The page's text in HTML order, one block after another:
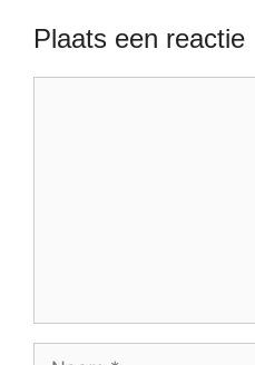
Plaats een reactie